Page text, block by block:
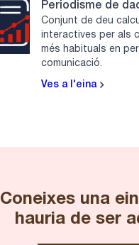
Periodisme de
Conjunt de deu
interactives per als
més habituals en
comunicació.
Ves a l'eina
Coneixes una
hauria de ser